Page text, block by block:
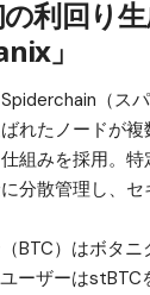
利回り
」
（ス
れたノードが
組みを採用。
分散管理し、
BTC）はボタ
ーザーは